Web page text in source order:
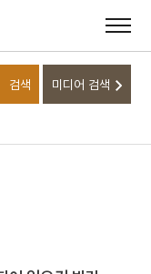
하세요
검색 미디어 검색